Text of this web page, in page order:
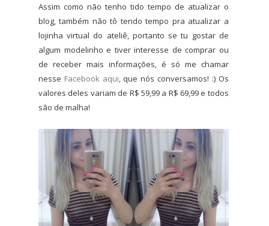
Assim como não tenho tido tempo de atualizar o
blog, também não tô tendo tempo pra atualizar a
lojinha virtual do ateliê, portanto se tu gostar de
algum modelinho e tiver interesse de comprar ou
de receber mais informações, é só me chamar
nesse Facebook aqui, que nós conversamos! :) Os
valores deles variam de R$ 59,99 a R$ 69,99 e todos
são de malha!